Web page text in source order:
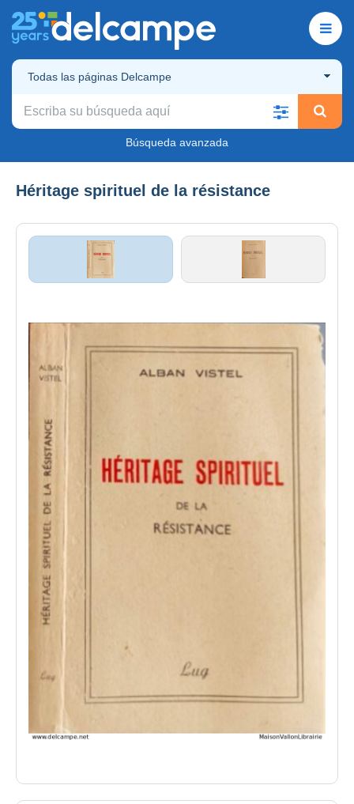
Todas las páginas Delcampe
Búsqueda avanzada
Héritage spirituel de la résistance